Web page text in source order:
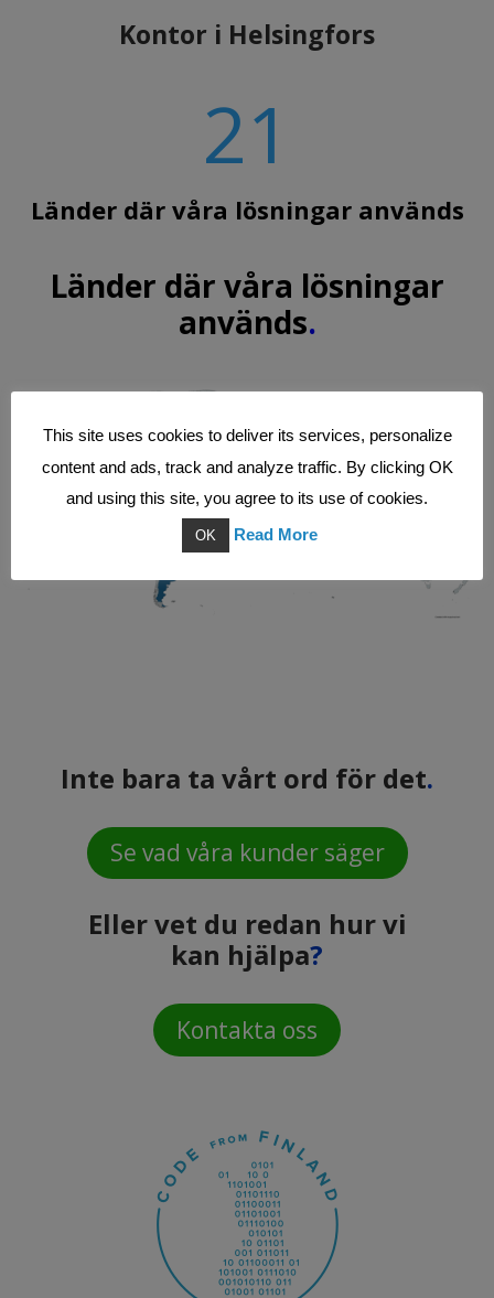
Kontor i Helsingfors
21
Länder där våra lösningar används
Länder där våra lösningar
används.
Inte bara ta vårt ord för det.
Se vad våra kunder säger
Eller vet du redan hur vi
kan hjälpa?
Kontakta oss
This site uses cookies to deliver its services, personalize
content and ads, track and analyze traffic. By clicking OK
and using this site, you agree to its use of cookies.
OK Read More